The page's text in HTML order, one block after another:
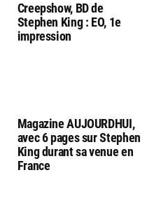
Creepshow, BD de
Stephen King : EO, 1e
impression
Magazine AUJOURDHUI,
avec 6 pages sur Stephen
King durant sa venue en
France